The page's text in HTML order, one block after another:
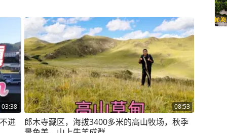
03:38
进
08:53
郎木寺藏区，海拔3400多米的高山牧场，秋季